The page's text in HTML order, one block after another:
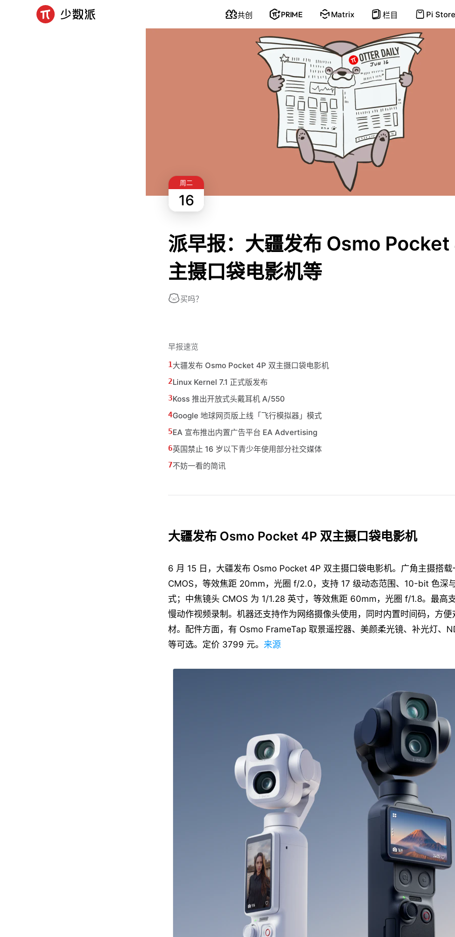
共创 PRIME Matrix 栏目 Pi Store
周二
16
派早报：大疆发布 Osmo Pocket
主摄口袋电影机等
买吗？
早报速览
大疆发布 Osmo Pocket 4P 双主摄口袋电影机
Linux Kernel 7.1 正式版发布
Koss 推出开放式头戴耳机 A/550
Google 地球网页版上线「飞行模拟器」模式
EA 宣布推出内置广告平台 EA Advertising
英国禁止 16 岁以下青少年使用部分社交媒体
不妨一看的简讯
大疆发布 Osmo Pocket 4P 双主摄口袋电影机
6 月 15 日，大疆发布 Osmo Pocket 4P 双主摄口袋电影机。广角主摄搭
CMOS，等效焦距 20mm，光圈 f/2.0，支持 17 级动态范围、10-bit 色深
式；中焦镜头 CMOS 为 1/1.28 英寸，等效焦距 60mm，光圈 f/1.8。最高
慢动作视频录制。机器还支持作为网络摄像头使用，同时内置时间码，方便
材。配件方面，有 Osmo FrameTap 取景遥控器、美颜柔光镜、补光灯、
等可选。定价 3799 元。 来源